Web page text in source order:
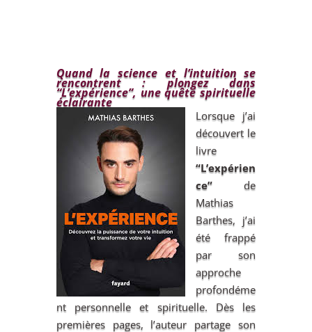
Quand la science et l’intuition se
rencontrent : plongez dans
“L’expérience”, une quête spirituelle
éclairante
Lorsque j’ai
découvert le
livre
“L’expérien
ce”de
Mathias
Barthes, j’ai
été frappé
par son
approche
profondéme
nt personnelle et spirituelle. Dès les
premières pages, l’auteur partage son